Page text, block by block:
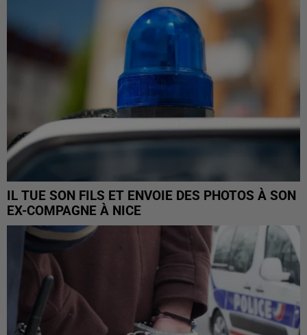
IL TUE SON FILS ET ENVOIE DES PHOTOS À SON
EX-COMPAGNE À NICE